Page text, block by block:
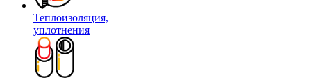
Теплоизоляция,
уплотнения